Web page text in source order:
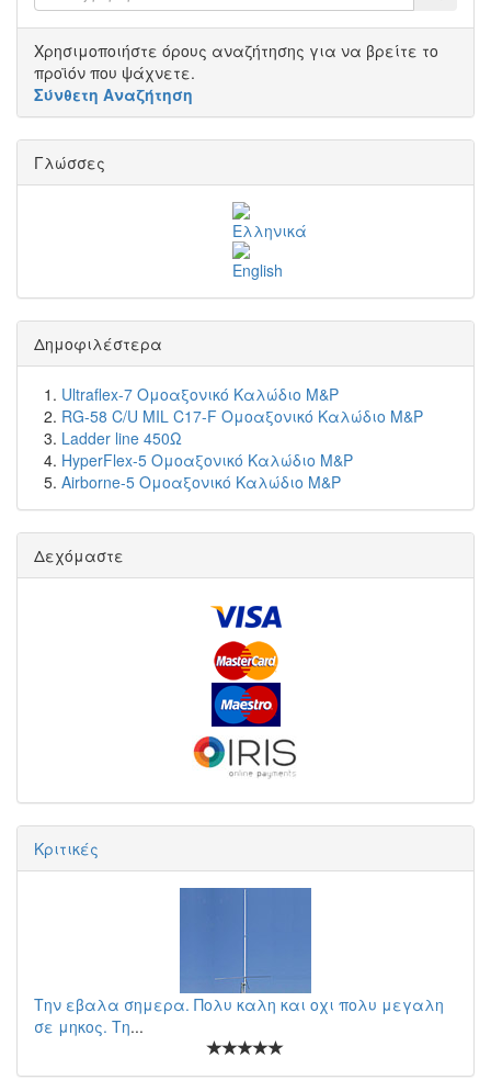
Χρησιμοποιήστε όρους αναζήτησης για να βρείτε το
προϊόν που ψάχνετε.
Σύνθετη Αναζήτηση
Γλώσσες
Δημοφιλέστερα
Ultraflex-7 Ομοαξονικό Καλώδιο M&P
RG-58 C/U MIL C17-F Ομοαξονικό Καλώδιο M&P
Ladder line 450Ω
HyperFlex-5 Ομοαξονικό Καλώδιο M&P
Airborne-5 Ομοαξονικό Καλώδιο M&P
Δεχόμαστε
Κριτικές
Την εβαλα σημερα. Πολυ καλη και οχι πολυ μεγαλη
σε μηκος. Τη...